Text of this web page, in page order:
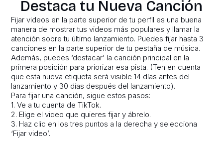
Destaca tu Nueva Canción
Fijar videos en la parte superior de tu perfil es una buena
manera de mostrar tus videos más populares y llamar la
atención sobre tu último lanzamiento. Puedes fijar hasta 3
canciones en la parte superior de tu pestaña de música.
Además, puedes ‘destacar’ la canción principal en la
primera posición para priorizar esa pista. (Ten en cuenta
que esta nueva etiqueta será visible 14 días antes del
lanzamiento y 30 días después del lanzamiento).
Para fijar una canción, sigue estos pasos:
1. Ve a tu cuenta de TikTok.
2. Elige el video que quieres fijar y ábrelo.
3. Haz clic en los tres puntos a la derecha y selecciona
‘Fijar video’.